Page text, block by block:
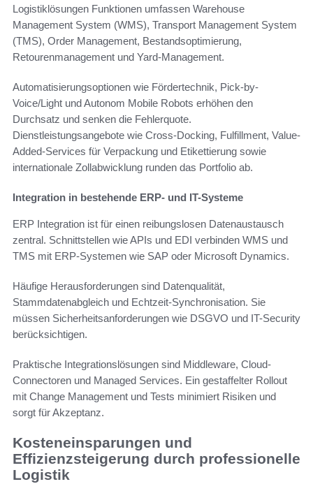
Logistiklösungen Funktionen umfassen Warehouse
Management System (WMS), Transport Management System
(TMS), Order Management, Bestandsoptimierung,
Retourenmanagement und Yard-Management.
Automatisierungsoptionen wie Fördertechnik, Pick-by-
Voice/Light und Autonom Mobile Robots erhöhen den
Durchsatz und senken die Fehlerquote.
Dienstleistungsangebote wie Cross-Docking, Fulfillment, Value-
Added-Services für Verpackung und Etikettierung sowie
internationale Zollabwicklung runden das Portfolio ab.
Integration in bestehende ERP- und IT-Systeme
ERP Integration ist für einen reibungslosen Datenaustausch
zentral. Schnittstellen wie APIs und EDI verbinden WMS und
TMS mit ERP-Systemen wie SAP oder Microsoft Dynamics.
Häufige Herausforderungen sind Datenqualität,
Stammdatenabgleich und Echtzeit-Synchronisation. Sie
müssen Sicherheitsanforderungen wie DSGVO und IT-Security
berücksichtigen.
Praktische Integrationslösungen sind Middleware, Cloud-
Connectoren und Managed Services. Ein gestaffelter Rollout
mit Change Management und Tests minimiert Risiken und
sorgt für Akzeptanz.
Kosteneinsparungen und
Effizienzsteigerung durch professionelle
Logistik